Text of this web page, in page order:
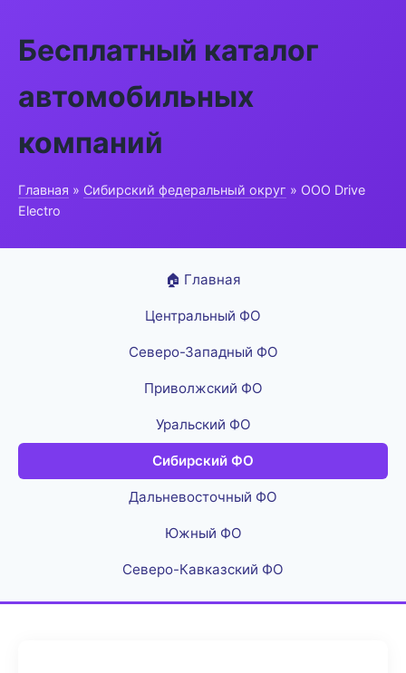
Бесплатный каталог
автомобильных
компаний
Главная » Сибирский федеральный округ » ООО Drive
Electro
🏠 Главная
Центральный ФО
Северо-Западный ФО
Приволжский ФО
Уральский ФО
Сибирский ФО
Дальневосточный ФО
Южный ФО
Северо-Кавказский ФО